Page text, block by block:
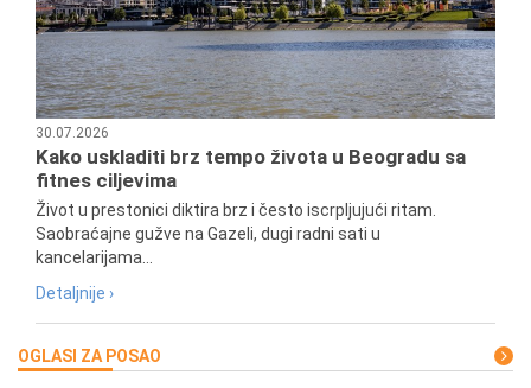
30.07.2026
Kako uskladiti brz tempo života u Beogradu sa
fitnes ciljevima
Život u prestonici diktira brz i često iscrpljujući ritam.
Saobraćajne gužve na Gazeli, dugi radni sati u
kancelarijama...
Detaljnije ›
OGLASI ZA POSAO